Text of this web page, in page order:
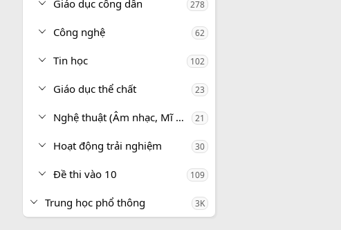
Giáo dục công dân 278
Công nghệ 62
Tin học 102
Giáo dục thể chất 23
Nghệ thuật (Âm nhạc, Mĩ thuật) 21
Hoạt động trải nghiệm 30
Đề thi vào 10 109
Trung học phổ thông 3K